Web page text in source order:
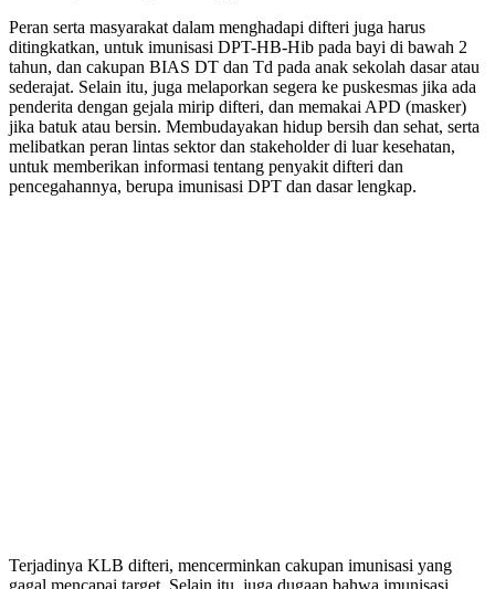
Peran serta masyarakat dalam menghadapi difteri juga harus
ditingkatkan, untuk imunisasi DPT-HB-Hib pada bayi di bawah 2
tahun, dan cakupan BIAS DT dan Td pada anak sekolah dasar atau
sederajat. Selain itu, juga melaporkan segera ke puskesmas jika ada
penderita dengan gejala mirip difteri, dan memakai APD (masker)
jika batuk atau bersin. Membudayakan hidup bersih dan sehat, serta
melibatkan peran lintas sektor dan stakeholder di luar kesehatan,
untuk memberikan informasi tentang penyakit difteri dan
pencegahannya, berupa imunisasi DPT dan dasar lengkap.
Terjadinya KLB difteri, mencerminkan cakupan imunisasi yang
gagal mencapai target. Selain itu, juga dugaan bahwa imunisasi